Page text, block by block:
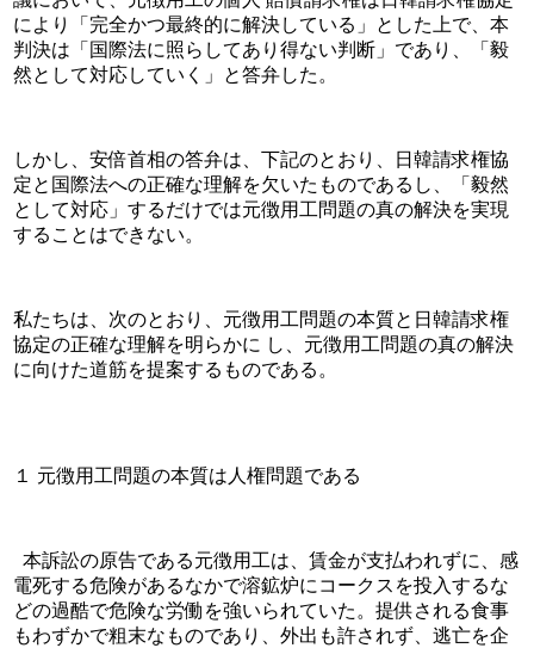
により「完全かつ最終的に解決している」とした上で、本
判決は「国際法に照らしてあり得ない判断」であり、「毅
然として対応していく」と答弁した。
しかし、安倍首相の答弁は、下記のとおり、日韓請求権協
定と国際法への正確な理解を欠いたものであるし、「毅然
として対応」するだけでは元徴用工問題の真の解決を実現
することはできない。
私たちは、次のとおり、元徴用工問題の本質と日韓請求権
協定の正確な理解を明らかに し、元徴用工問題の真の解決
に向けた道筋を提案するものである。
１ 元徴用工問題の本質は人権問題である
電死する危険があるなかで溶鉱炉にコークスを投入するな
どの過酷で危険な労働を強いられていた。提供される食事
もわずかで粗末なものであり、外出も許されず、逃亡を企